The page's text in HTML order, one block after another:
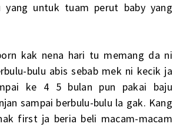
yang untuk tuam perut baby yang
kak nena hari tu memang da ni
bulu abis sebab mek ni kecik ja
ke 4 5 bulan pun pakai baju
sampai berbulu-bulu la gak. Kang
first ja beria beli macam-macam